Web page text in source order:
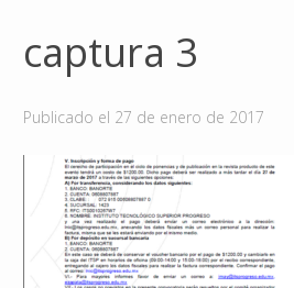
Miembros
Reconocimientos
Publicaciones
captura 3
Publicado el 27 de enero de 2017